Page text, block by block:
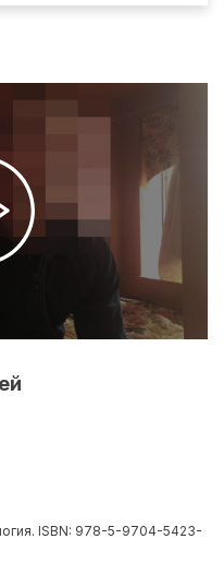
ISBN: 978-5-9704-5423-